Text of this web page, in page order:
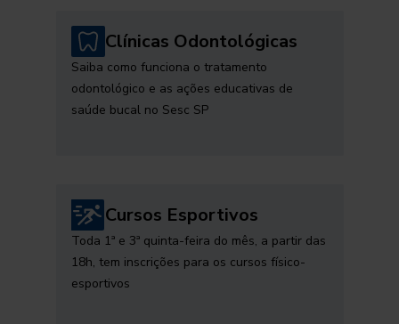
Clínicas Odontológicas
Saiba como funciona o tratamento
odontológico e as ações educativas de
saúde bucal no Sesc SP
Cursos Esportivos
Toda 1ª e 3ª quinta-feira do mês, a partir das
18h, tem inscrições para os cursos físico-
esportivos